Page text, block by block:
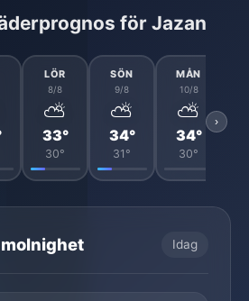
för Jazan
LÖR
8/8
⛅
33°
30°
SÖN
9/8
⛅
34°
31°
MÅN
10/8
⛅
34°
30°
›
Idag